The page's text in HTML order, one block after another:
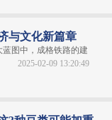
与文化新篇章
图中，成格铁路的建
2025-02-09 13:20:49